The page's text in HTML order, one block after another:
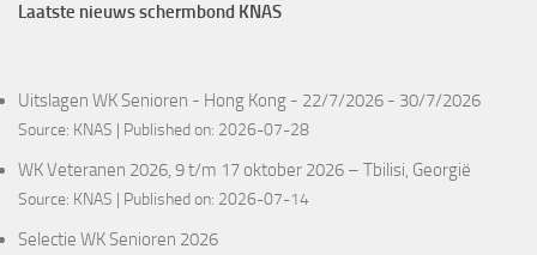
Laatste nieuws schermbond KNAS
Uitslagen WK Senioren - Hong Kong - 22/7/2026 - 30/7/2026
Source: KNAS Published on: 2026-07-28
WK Veteranen 2026, 9 t/m 17 oktober 2026 – Tbilisi, Georgië
Source: KNAS Published on: 2026-07-14
Selectie WK Senioren 2026